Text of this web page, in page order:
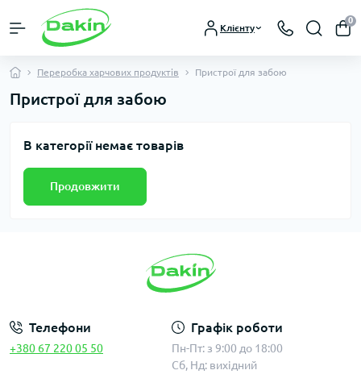
Клієнту
0
Переробка харчових продуктів Пристрої для забою
Пристрої для забою
В категорії немає товарів
Продовжити
Телефони
+380 67 220 05 50
Графік роботи
Пн-Пт: з 9:00 до 18:00
Сб, Нд: вихідний